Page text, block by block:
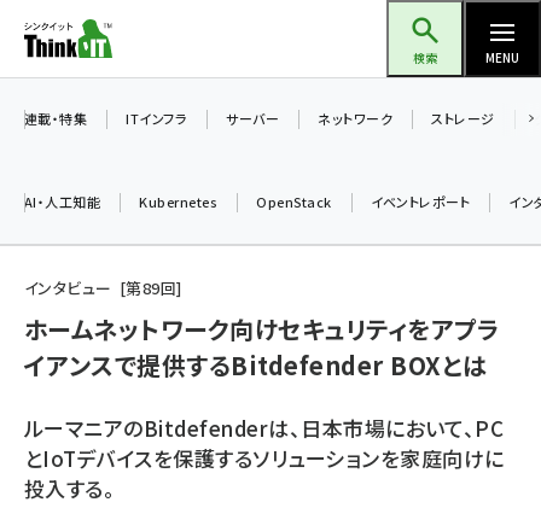
ン
ツ
検索 MENU
加藤銘のチーム貢献～仲間と築いた勝利の絆～ (2329)
iot女子会 (2295)
drupal (1966)
genai (1494)
連載・特集 ITインフラ サーバー ネットワーク ストレージ
AI・人工知能 Kubernetes OpenStack イベントレポート イン
インタビュー 第89回
ホームネットワーク向けセキュリティをアプラ
イアンスで提供するBitdefender BOXとは
ルーマニアのBitdefenderは、日本市場において、PC
とIoTデバイスを保護するソリューションを家庭向けに
投入する。